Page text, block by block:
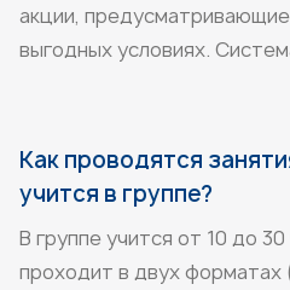
акции,
выгодных условиях.
Как проводятся
учится в группе?
В группе учится от 10 до
проходит в двух форматах